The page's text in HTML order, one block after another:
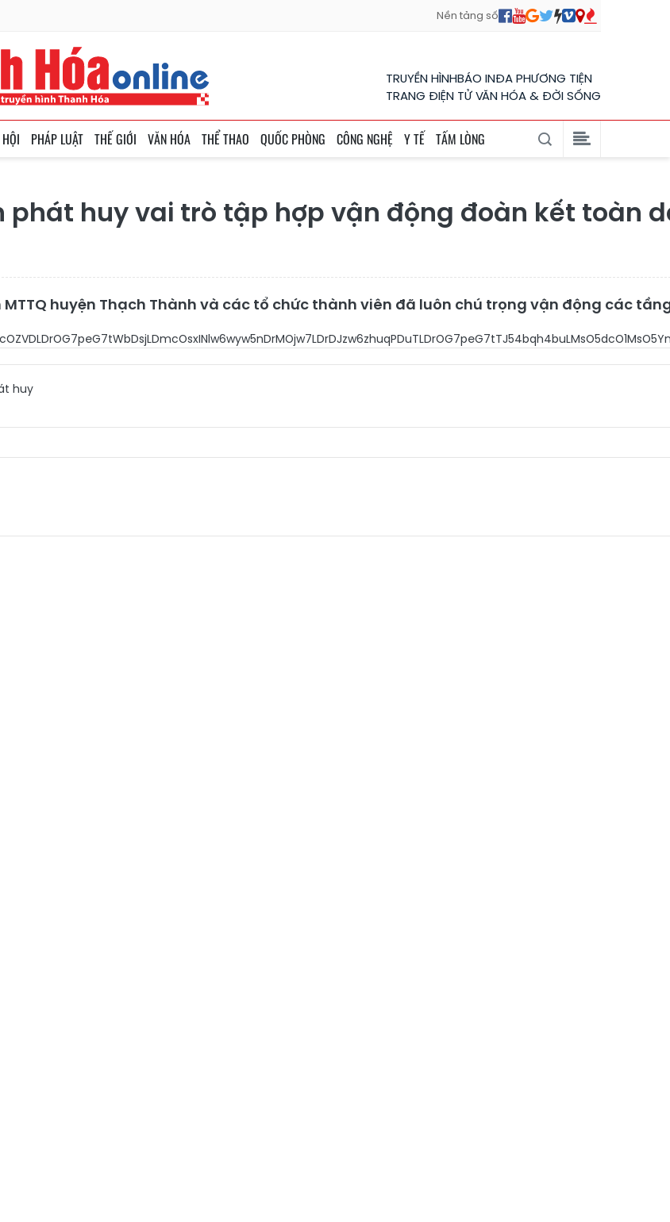
Nền tảng số
TRUYỀN HÌNHBÁO INĐA PHƯƠNG TIỆN
TRANG ĐIỆN TỬ VĂN HÓA & ĐỜI SỐNG
PHÁP LUẬT THẾ GIỚI VĂN HÓA THỂ THAO QUỐC PHÒNG CÔNG NGHỆ Y TẾ TẤM LÒNG
phát huy vai trò tập hợp vận động đoàn kết toàn
MTTQ huyện Thạch Thành và các tổ chức thành viên đã luôn chú trọng vận động các
huy